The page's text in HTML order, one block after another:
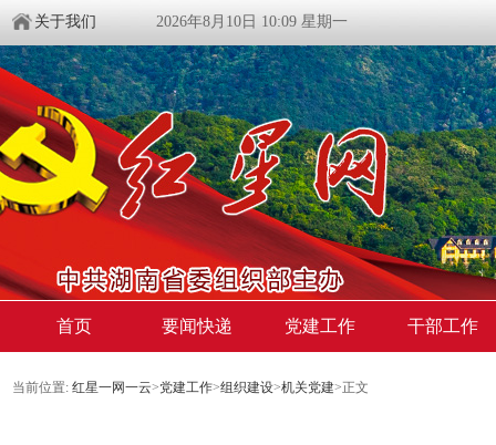
关于我们 2026年8月10日 10:09 星期一
首页 要闻快递 党建工作 干部工作
当前位置: 红星一网一云>党建工作>组织建设>机关党建>正文